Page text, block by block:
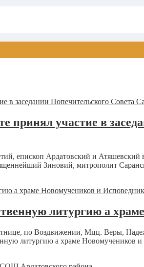
принял участие в
епископ Ардатовский и Атяшевский
Зиновий, митрополит
литургию а
по Воздвижении, Мцц. Веры,
литургию а храме Новомучеников и